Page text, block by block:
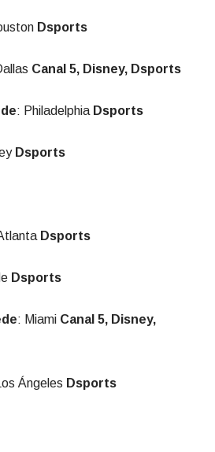
Dsports
Canal 5, Disney, Dsports
: Philadelphia Dsports
Dsports
Dsports
Dsports
: Miami Canal 5, Disney,
Ángeles Dsports